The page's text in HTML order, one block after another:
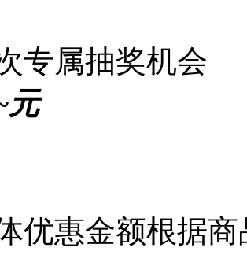
专属抽奖机会
元
优惠金额根据